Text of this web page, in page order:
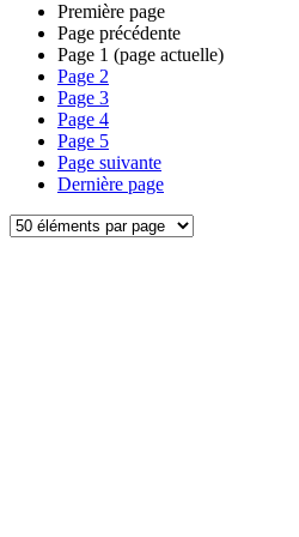
Première page
Page précédente
Page 1 (page actuelle)
Page 2
Page 3
Page 4
Page 5
Page suivante
Dernière page